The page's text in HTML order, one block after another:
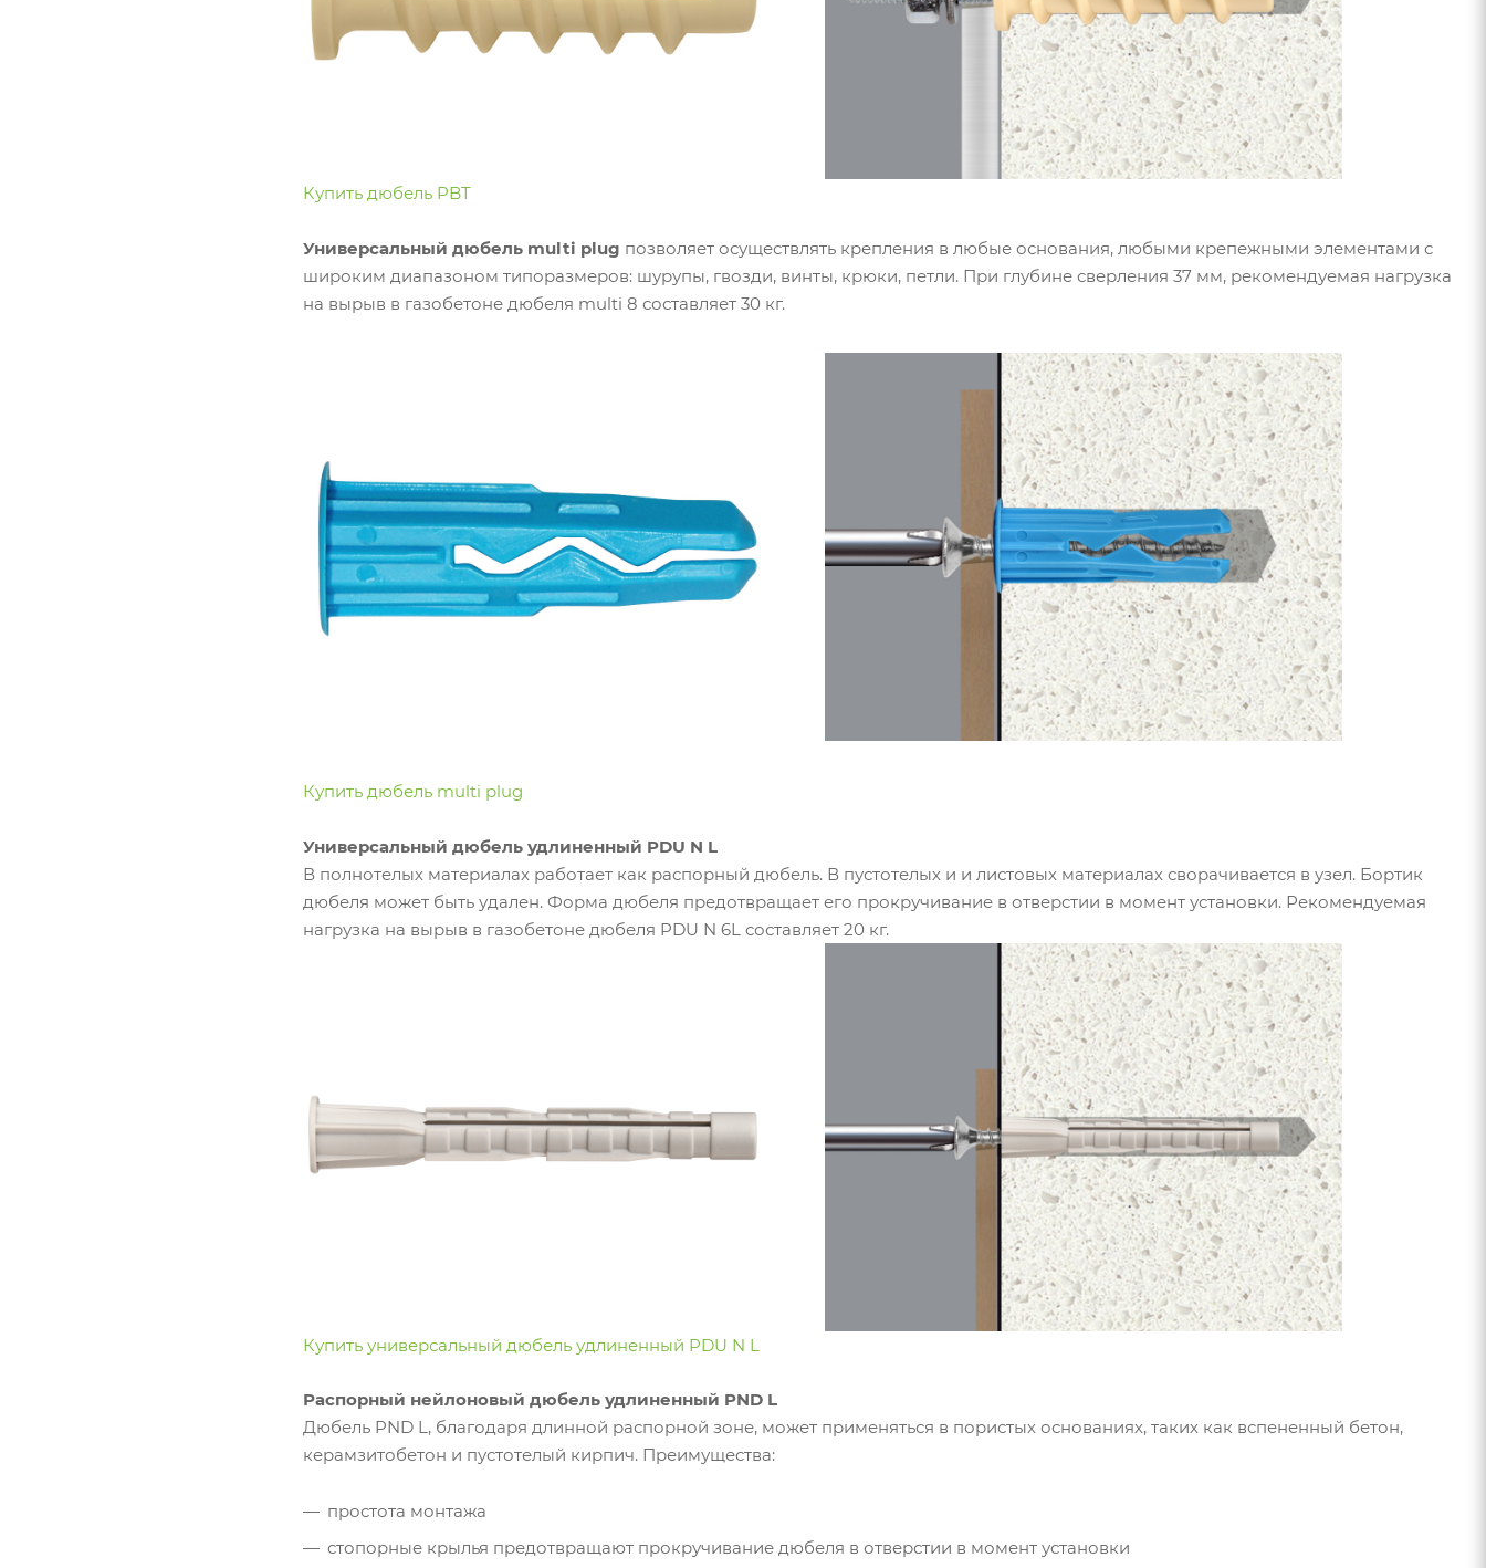
Купить дюбель PBT
Универсальный дюбель multi plug позволяет осуществлять крепления в любые основания, любыми крепежными элементами с
широким диапазоном типоразмеров: шурупы, гвозди, винты, крюки, петли. При глубине сверления 37 мм, рекомендуемая нагрузка
на вырыв в газобетоне дюбеля multi 8 составляет 30 кг.
Купить дюбель multi plug
Универсальный дюбель удлиненный PDU N L
В полнотелых материалах работает как распорный дюбель. В пустотелых и и листовых материалах сворачивается в узел. Бортик
дюбеля может быть удален. Форма дюбеля предотвращает его прокручивание в отверстии в момент установки. Рекомендуемая
нагрузка на вырыв в газобетоне дюбеля PDU N 6L составляет 20 кг.
Купить универсальный дюбель удлиненный PDU N L
Распорный нейлоновый дюбель удлиненный PND L
Дюбель PND L, благодаря длинной распорной зоне, может применяться в пористых основаниях, таких как вспененный бетон,
керамзитобетон и пустотелый кирпич. Преимущества:
простота монтажа
стопорные крылья предотвращают прокручивание дюбеля в отверстии в момент установки